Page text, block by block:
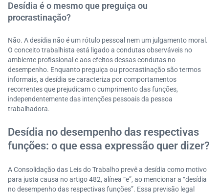
Desídia é o mesmo que preguiça ou
procrastinação?
Não. A desídia não é um rótulo pessoal nem um julgamento moral.
O conceito trabalhista está ligado a condutas observáveis no
ambiente profissional e aos efeitos dessas condutas no
desempenho. Enquanto preguiça ou procrastinação são termos
informais, a desídia se caracteriza por comportamentos
recorrentes que prejudicam o cumprimento das funções,
independentemente das intenções pessoais da pessoa
trabalhadora.
Desídia no desempenho das respectivas
funções: o que essa expressão quer dizer?
A Consolidação das Leis do Trabalho prevê a desídia como motivo
para justa causa no artigo 482, alínea “e”, ao mencionar a “desídia
no desempenho das respectivas funções”. Essa previsão legal